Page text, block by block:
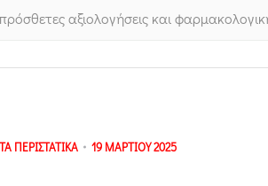
αξιολογήσεις και
ΠΕΡΙΣΤΑΤΙΚΑ 19 ΜΑΡΤΙΟΥ 2025